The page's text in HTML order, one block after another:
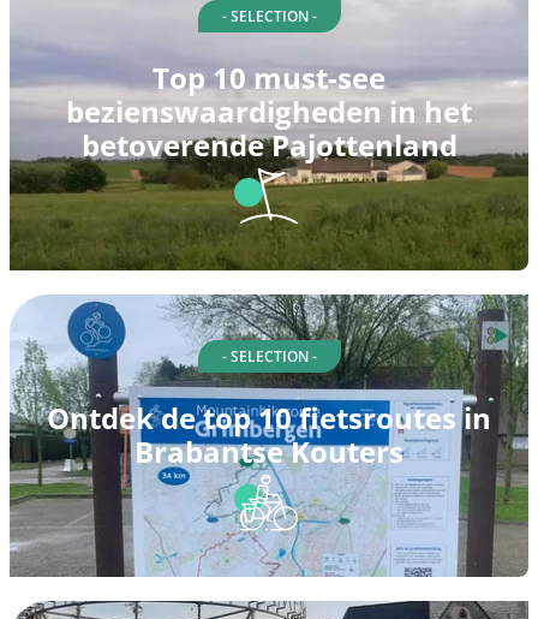
- SELECTION -
Top 10 must-see
bezienswaardigheden in het
betoverende Pajottenland
- SELECTION -
Ontdek de top 10 fietsroutes in
Brabantse Kouters